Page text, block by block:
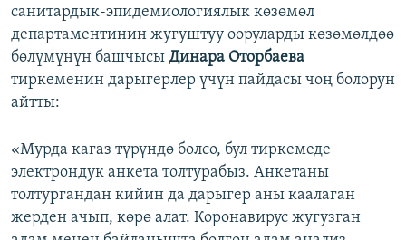
санитардык-эпидемиологиялык көзөмөл
департаментинин жугуштуу ооруларды көзөмөлдөө
бөлүмүнүн башчысы Динара Оторбаева
тиркеменин дарыгерлер үчүн пайдасы чоң болорун
айтты:
«Мурда кагаз түрүндө болсо, бул тиркемеде
электрондук анкета толтурабыз. Анкетаны
толтургандан кийин да дарыгер аны каалаган
жерден ачып, көрө алат. Коронавирус жугузган